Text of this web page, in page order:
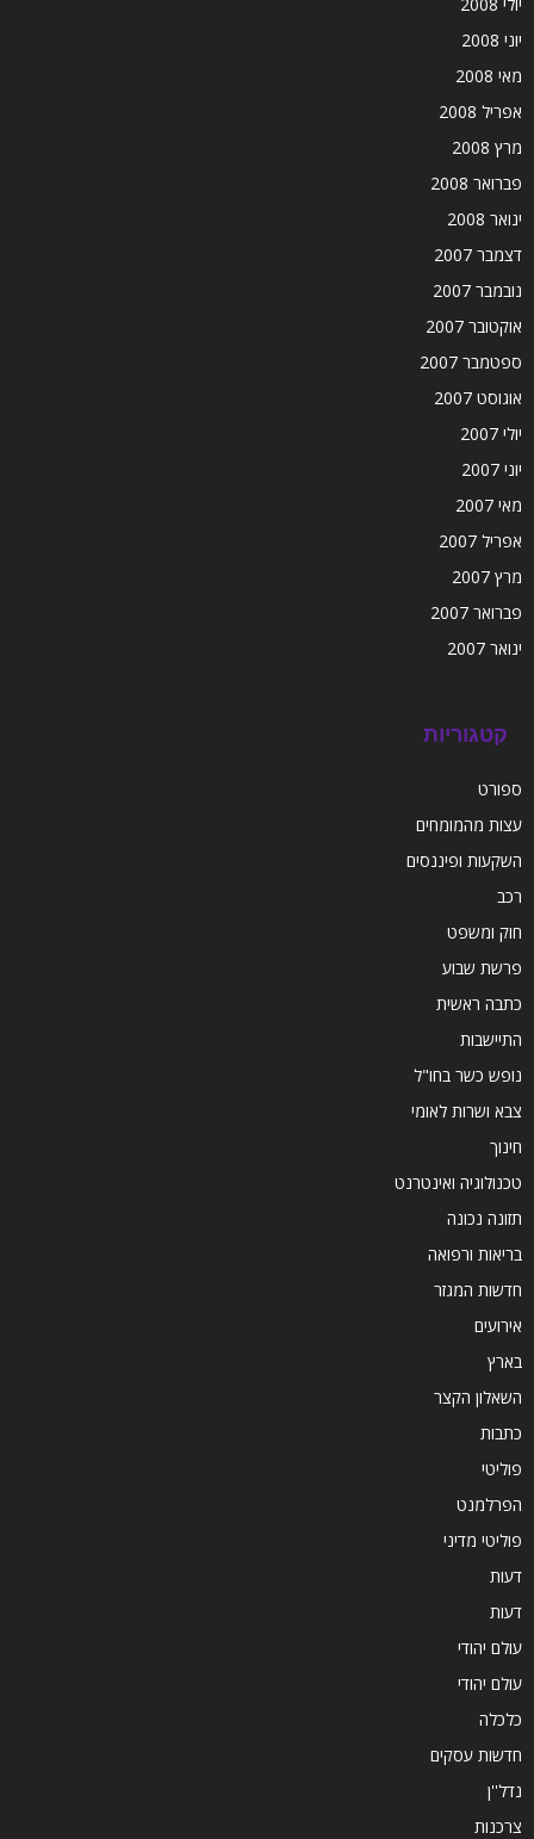
יוני 2008
מאי 2008
אפריל 2008
מרץ 2008
פברואר 2008
ינואר 2008
דצמבר 2007
נובמבר 2007
אוקטובר 2007
ספטמבר 2007
אוגוסט 2007
יולי 2007
יוני 2007
מאי 2007
אפריל 2007
מרץ 2007
פברואר 2007
ינואר 2007
קטגוריות
ספורט
עצות מהמומחים
השקעות ופיננסים
רכב
חוק ומשפט
פרשת שבוע
כתבה ראשית
התיישבות
נופש כשר בחו"ל
צבא ושרות לאומי
חינוך
טכנולוגיה ואינטרנט
תזונה נכונה
בריאות ורפואה
חדשות המגזר
אירועים
בארץ
השאלון הקצר
כתבות
פוליטי
הפרלמנט
פוליטי מדיני
דעות
דעות
עולם יהודי
עולם יהודי
כלכלה
חדשות עסקים
נדל''ן
צרכנות